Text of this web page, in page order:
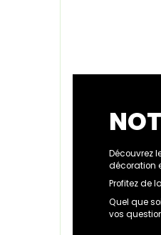
Découvrez
décoration
Profitez de
Quel que
vos